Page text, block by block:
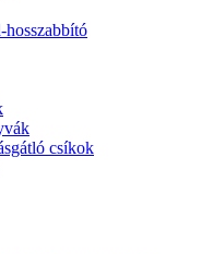
csíkok